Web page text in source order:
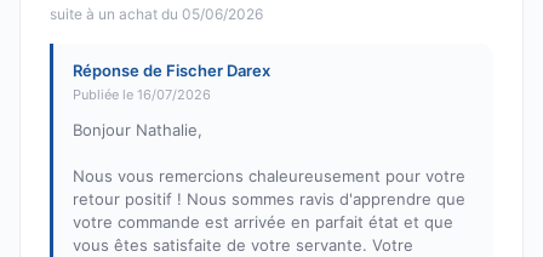
suite à un achat du 05/06/2026
Réponse de Fischer Darex
Publiée le 16/07/2026
Bonjour Nathalie,
Nous vous remercions chaleureusement pour votre
retour positif ! Nous sommes ravis d'apprendre que
votre commande est arrivée en parfait état et que
vous êtes satisfaite de votre servante. Votre